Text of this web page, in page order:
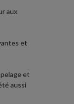
aux
et
et
aussi